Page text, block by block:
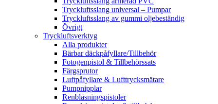
Tryckluftsslang universal – Pumpar
Tryckluftsslang av gummi oljebeständig
Övrigt
Tryckluftsverktyg
Alla produkter
Bärbar däckpåfyllare/Tillbehör
Fotogenpistol & Tillbehörssats
Färgsprutor
Luftpåfyllare & Lufttrycksmätare
Pumpnipplar
Renblåsningspistoler